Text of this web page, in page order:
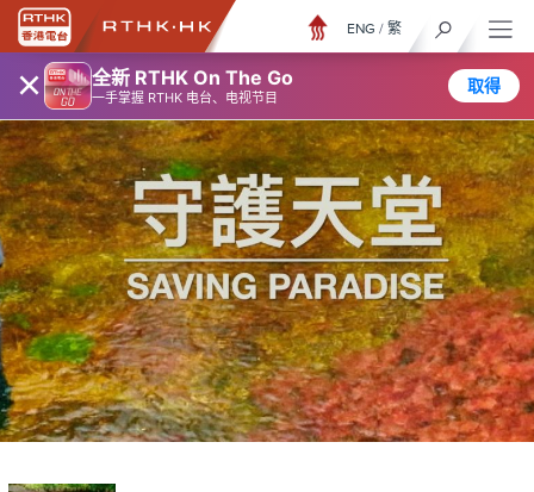
× 全新 RTHK On The Go
一手掌握 RTHK 电台、电视节目
取得
ENG / 繁